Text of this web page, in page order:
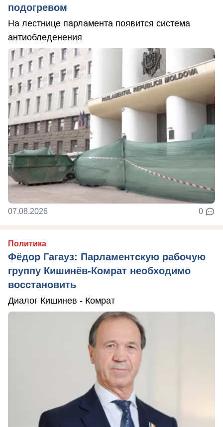
подогревом
На лестнице парламента появится система
антиобледенения
07.08.2026 0
Политика
Фёдор Гагауз: Парламентскую рабочую
группу Кишинёв-Комрат необходимо
восстановить
Диалог Кишинев - Комрат